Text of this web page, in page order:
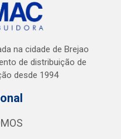
na cidade de Brejao
de distribuição de
desde 1994